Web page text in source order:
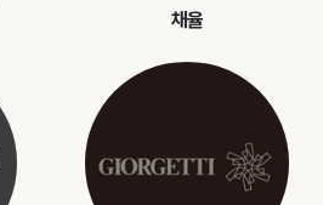
채율